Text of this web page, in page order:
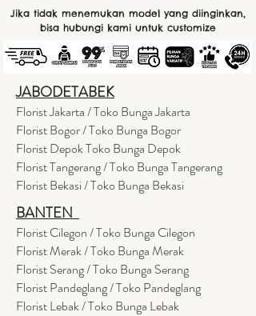
Jika tidak menemukan model yang diinginkan,
bisa hubungi kami untuk customize
JABODETABEK
Florist Jakarta / Toko Bunga Jakarta
Florist Bogor / Toko Bunga Bogor
Florist Depok Toko Bunga Depok
Florist Tangerang / Toko Bunga Tangerang
Florist Bekasi / Toko Bunga Bekasi
BANTEN
Florist Cilegon / Toko Bunga Cilegon
Florist Merak / Toko Bunga Merak
Florist Serang / Toko Bunga Serang
Florist Pandeglang / Toko Pandeglang
Florist Lebak / Toko Bunga Lebak